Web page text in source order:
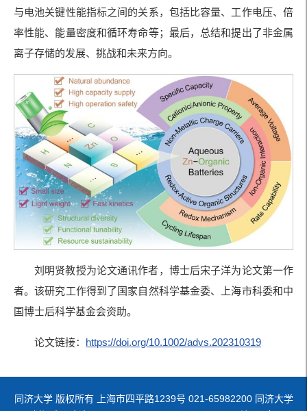
与电池关键性能指标之间的关系，包括比容量、工作电压、倍
率性能、能量密度和循环寿命等；最后，总结和提出了非金属
离子存储的发展、挑战和未来方向。
刘明贤教授为论文通讯作者，博士后宋子洋为论文第一作
者。该研究工作得到了国家自然科学基金委、上海市科委和中
国博士后科学基金会资助。
论文链接： https://doi.org/10.1002/advs.202310319
同济大学 版权所有 上海市四平路1239号 021-65982200 同济大学